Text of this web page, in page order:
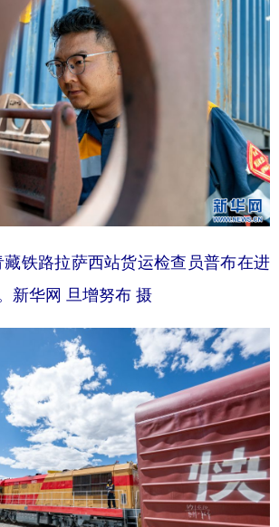
铁路拉萨西站货运检查员普布在进
新华网 旦增努布 摄